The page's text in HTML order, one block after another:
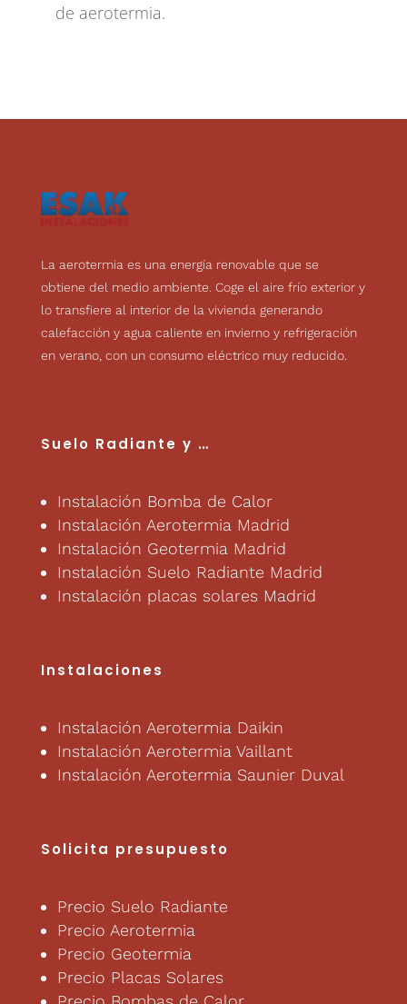
de aerotermia.
La aerotermia es una energía renovable que se
obtiene del medio ambiente. Coge el aire frío exterior y
lo transfiere al interior de la vivienda generando
calefacción y agua caliente en invierno y refrigeración
en verano, con un consumo eléctrico muy reducido.
Suelo Radiante y …
Instalación Bomba de Calor
Instalación Aerotermia Madrid
Instalación Geotermia Madrid
Instalación Suelo Radiante Madrid
Instalación placas solares Madrid
Instalaciones
Instalación Aerotermia Daikin
Instalación Aerotermia Vaillant
Instalación Aerotermia Saunier Duval
Solicita presupuesto
Precio Suelo Radiante
Precio Aerotermia
Precio Geotermia
Precio Placas Solares